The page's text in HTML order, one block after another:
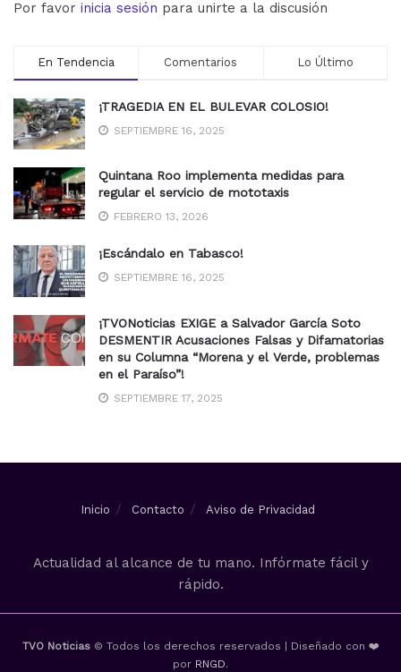
Por favor inicia sesión para unirte a la discusión
En Tendencia Comentarios Lo Último
¡TRAGEDIA EN EL BULEVAR COLOSIO!
SEPTIEMBRE 16, 2025
Quintana Roo implementa medidas para
regular el servicio de mototaxis
FEBRERO 13, 2026
¡Escándalo en Tabasco!
SEPTIEMBRE 16, 2025
¡TVONoticias EXIGE a Salvador García Soto
DESMENTIR Acusaciones Falsas y Difamatorias
en su Columna “Morena y el Verde, problemas
en el Paraíso”!
SEPTIEMBRE 17, 2025
Inicio Contacto Aviso de Privacidad
Actualidad al alcance de tu mano. Infórmate fácil y
rápido.
TVO Noticias © Todos los derechos reservados | Diseñado con ❤️
por RNGD.